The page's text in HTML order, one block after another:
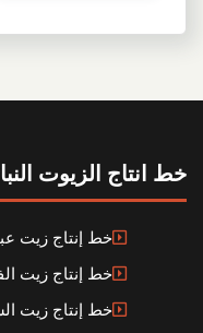
الزيوت النباتية
خط إنتاج زيت عباد
خط إنتاج زيت الفول
خط إنتاج زيت السمسم